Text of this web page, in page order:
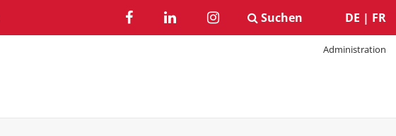
Administration
DE | FR
Suchen